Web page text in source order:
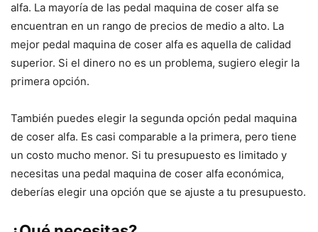
alfa. La mayoría de las pedal maquina de coser alfa se
encuentran en un rango de precios de medio a alto. La
mejor pedal maquina de coser alfa es aquella de calidad
superior. Si el dinero no es un problema, sugiero elegir la
primera opción.
También puedes elegir la segunda opción pedal maquina
de coser alfa. Es casi comparable a la primera, pero tiene
un costo mucho menor. Si tu presupuesto es limitado y
necesitas una pedal maquina de coser alfa económica,
deberías elegir una opción que se ajuste a tu presupuesto.